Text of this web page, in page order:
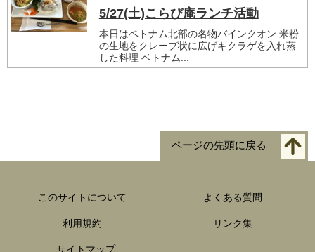
5/27(土)こらび庵ランチ活動
本日はベトナム北部の名物バインクオン 米粉
の生地をクレープ状に広げキクラゲを入れ蒸
した料理 ベトナム...
ページの先頭に戻る
このサイトについて よくある質問
利用規約 リンク集
サイトマップ